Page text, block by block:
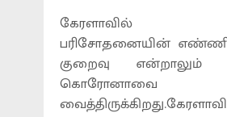
கேரளாவில்
பரிசோதனையின்
குறைவு என்றாலும்
கொரோனாவை